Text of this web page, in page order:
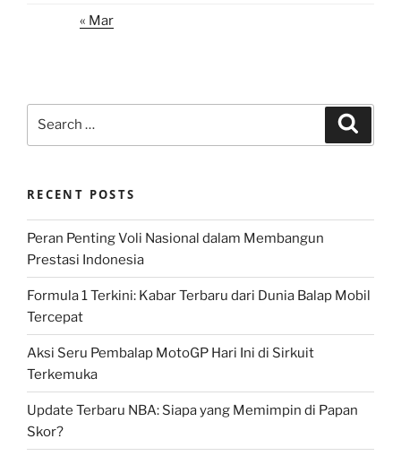
« Mar
RECENT POSTS
Peran Penting Voli Nasional dalam Membangun
Prestasi Indonesia
Formula 1 Terkini: Kabar Terbaru dari Dunia Balap Mobil
Tercepat
Aksi Seru Pembalap MotoGP Hari Ini di Sirkuit
Terkemuka
Update Terbaru NBA: Siapa yang Memimpin di Papan
Skor?